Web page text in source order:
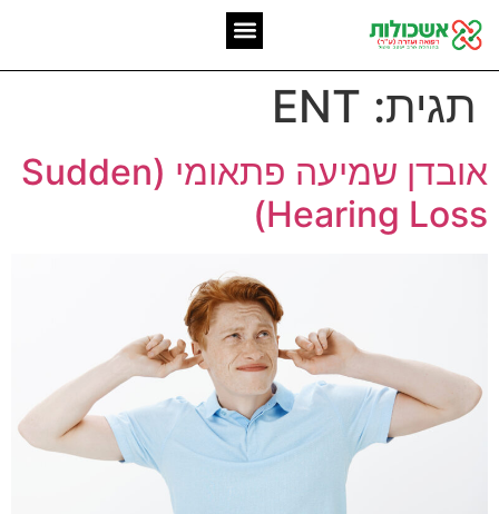
תגית: ENT
אובדן שמיעה פתאומי (Sudden
Hearing Loss)